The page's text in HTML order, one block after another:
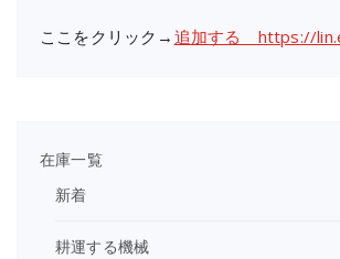
ここをクリック→ 追加する https://
在庫一覧
新着
耕運する機械